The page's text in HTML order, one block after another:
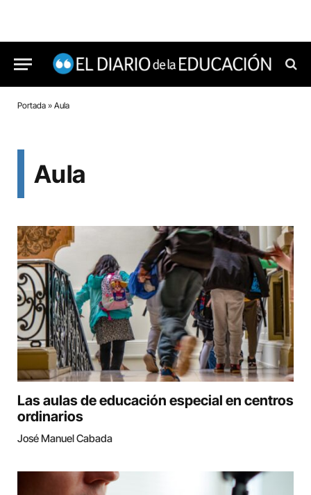
Portada » Aula
Aula
Las aulas de educación especial en centros
ordinarios
José Manuel Cabada